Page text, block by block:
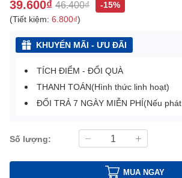
39.600₫ 46.400₫
-15%
(Tiết kiệm: 6.800₫)
KHUYẾN MÃI - ƯU ĐÃI
TÍCH ĐIỂM - ĐỔI QUÀ
THANH TOÁN(Hình thức linh hoạt)
ĐỔI TRẢ 7 NGÀY MIỄN PHÍ(Nếu
Số lượng:
MUA NGAY